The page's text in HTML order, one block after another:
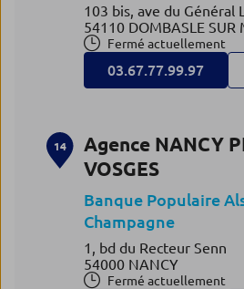
103 bis, ave du Général
54110 DOMBASLE SUR
Fermé actuellement
03.67.77.99.97
14
Agence NANCY
VOSGES
Banque Populaire
Champagne
1, bd du Recteur Senn
54000 NANCY
Fermé actuellement